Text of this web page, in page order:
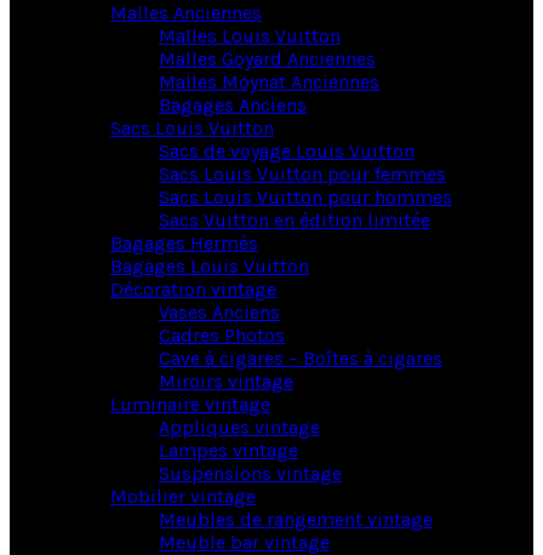
Malles Anciennes
Malles Louis Vuitton
Malles Goyard Anciennes
Malles Moynat Anciennes
Bagages Anciens
Sacs Louis Vuitton
Sacs de voyage Louis Vuitton
Sacs Louis Vuitton pour femmes
Sacs Louis Vuitton pour hommes
Sacs Vuitton en édition limitée
Bagages Hermès
Bagages Louis Vuitton
Décoration vintage
Vases Anciens
Cadres Photos
Cave à cigares – Boîtes à cigares
Miroirs vintage
Luminaire vintage
Appliques vintage
Lampes vintage
Suspensions vintage
Mobilier vintage
Meubles de rangement vintage
Meuble bar vintage